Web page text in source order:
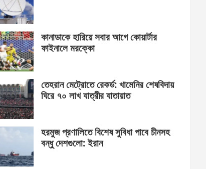
কানাডাকে হারিয়ে সবার আগে কোয়ার্টার
ফাইনালে মরক্কো
তেহরান মেট্রোতে রেকর্ড: খামেনির শেষবিদায়
ঘিরে ৭০ লাখ যাত্রীর যাতায়াত
হরমুজ প্রণালিতে বিশেষ সুবিধা পাবে চীনসহ
বন্ধু দেশগুলো: ইরান